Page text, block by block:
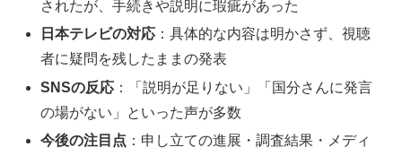
されたが、手続きや説明に瑕疵があった
日本テレビの対応 ：具体的な内容は明かさず、視聴
者に疑問を残したままの発表
SNSの反応 ：「説明が足りない」「国分さんに発言
の場がない」といった声が多数
今後の注目点 ：申し立ての進展・調査結果・メディ